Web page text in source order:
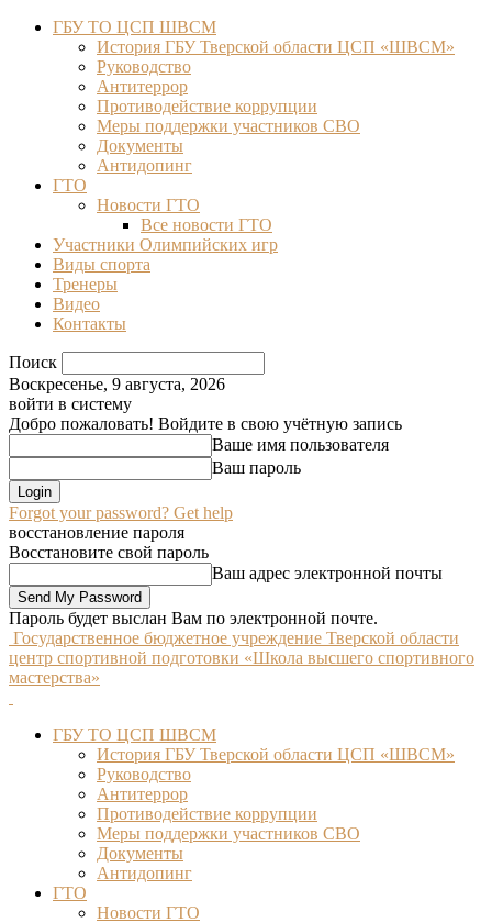
ГБУ ТО ЦСП ШВСМ
История ГБУ Тверской области ЦСП «ШВСМ»
Руководство
Антитеррор
Противодействие коррупции
Меры поддержки участников СВО
Документы
Антидопинг
ГТО
Новости ГТО
Все новости ГТО
Участники Олимпийских игр
Виды спорта
Тренеры
Видео
Контакты
Поиск
Воскресенье, 9 августа, 2026
войти в систему
Добро пожаловать! Войдите в свою учётную запись
Ваше имя пользователя
Ваш пароль
Forgot your password? Get help
восстановление пароля
Восстановите свой пароль
Ваш адрес электронной почты
Пароль будет выслан Вам по электронной почте.
Государственное бюджетное учреждение Тверской области
центр спортивной подготовки «Школа высшего спортивного
мастерства»
ГБУ ТО ЦСП ШВСМ
История ГБУ Тверской области ЦСП «ШВСМ»
Руководство
Антитеррор
Противодействие коррупции
Меры поддержки участников СВО
Документы
Антидопинг
ГТО
Новости ГТО